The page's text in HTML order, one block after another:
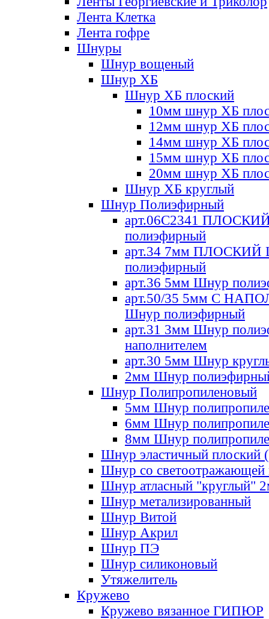
Лента Клетка
Лента гофре
Шнуры
Шнур вощеный
Шнур ХБ
Шнур ХБ плоский
10мм шнур ХБ
12мм шнур ХБ
14мм шнур ХБ
15мм шнур ХБ
20мм шнур ХБ
Шнур ХБ круглый
Шнур Полиэфирный
арт.06С2341
полиэфирный
арт.34 7мм ПЛОСКИЙ
полиэфирный
арт.36 5мм Шнур
арт.50/35 5мм С
Шнур полиэфирный
арт.31 3мм Шнур
наполнителем
арт.30 5мм Шнур
2мм Шнур
Шнур Полипропиленовый
5мм Шнур
6мм Шнур
8мм Шнур
Шнур эластичный плоский
Шнур со светоотражающей
Шнур атласный "круглый"
Шнур метализированный
Шнур Витой
Шнур Акрил
Шнур ПЭ
Шнур силиконовый
Утяжелитель
Кружево
Кружево вязанное ГИПЮР